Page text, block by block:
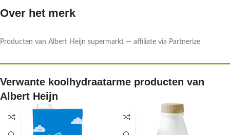
Over het merk
Producten van Albert Heijn supermarkt — affiliate via Partnerize
Verwante koolhydraatarme producten van
Albert Heijn